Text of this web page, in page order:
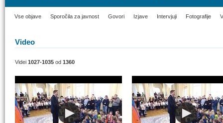
Vse objave Sporočila za javnost Govori Izjave Intervjuji Fotografije
Video
Videi 1027-1035 od 1360